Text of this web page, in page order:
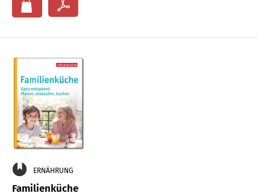
ERNÄHRUNG
Familienküche